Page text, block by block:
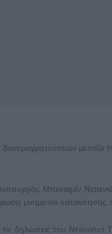
διαπραγματεύσεων
Μπενιαμίν
μνημόνιο κατανόησης
τις δηλώσεις του